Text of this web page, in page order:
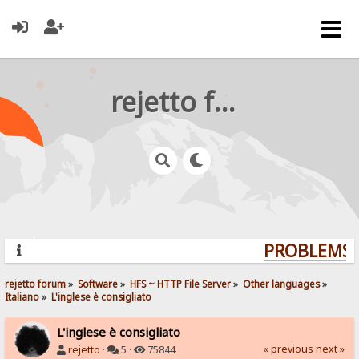
rejetto forum
rejetto forum» Software» HFS ~ HTTP File Server» Other languages»
Italiano» L'inglese è consigliato
L'inglese è consigliato
rejetto · 5 · 75844 « previous next »